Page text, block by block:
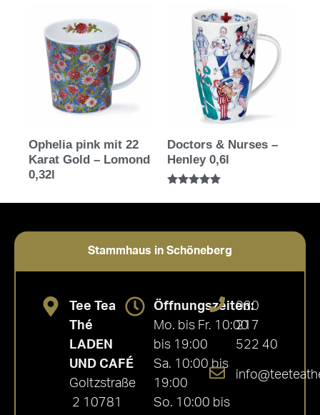
Ophelia pink mit 22
Karat Gold – Lomond
0,32l
Doctors & Nurses –
Henley 0,6l
5.00
Stammhaus in Schöneberg
Tee Tea
Thé
LADEN
UND CAFÉ
Goltzstraße
2 10781
Öffnungszeiten:
Mo. bis Fr. 10:00
bis 19:00
Sa. 10:00 bis
19:00
So. 10:00 bis
030
217
522 40